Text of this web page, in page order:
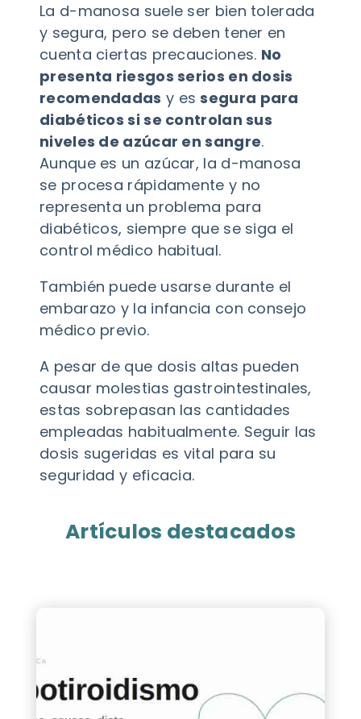
La d-manosa suele ser bien tolerada
y segura, pero se deben tener en
cuenta ciertas precauciones. No
presenta riesgos serios en dosis
recomendadas y essegura para
diabéticos si se controlan sus
niveles de azúcar en sangre.
Aunque es un azúcar, la d-manosa
se procesa rápidamente y no
representa un problema para
diabéticos, siempre que se siga el
control médico habitual.
También puede usarse durante el
embarazo y la infancia con consejo
médico previo.
A pesar de que dosis altas pueden
causar molestias gastrointestinales,
estas sobrepasan las cantidades
empleadas habitualmente. Seguir las
dosis sugeridas es vital para su
seguridad y eficacia.
Artículos destacados